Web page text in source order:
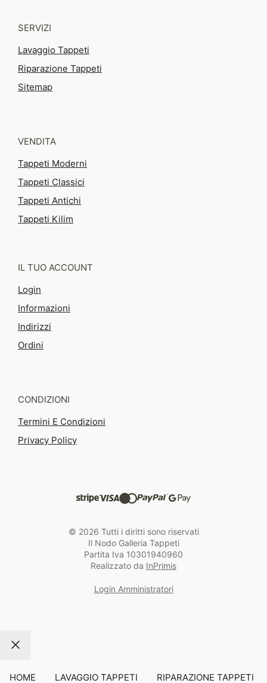
SERVIZI
Lavaggio Tappeti
Riparazione Tappeti
Sitemap
VENDITA
Tappeti Moderni
Tappeti Classici
Tappeti Antichi
Tappeti Kilim
IL TUO ACCOUNT
Login
Informazioni
Indirizzi
Ordini
CONDIZIONI
Termini E Condizioni
Privacy Policy
© 2026 Tutti i diritti sono riservati
Il Nodo Galleria Tappeti
Partita Iva 10301940960
Realizzato da InPrimis
Login Amministratori
HOME LAVAGGIO TAPPETI RIPARAZIONE TAPPETI